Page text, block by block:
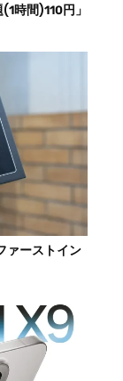
時間)110円」
ーストイン